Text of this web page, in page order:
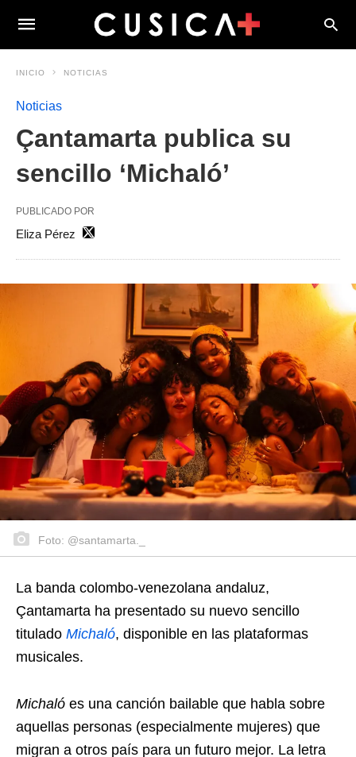
INICIO NOTICIAS
Noticias
Çantamarta publica su
sencillo ‘Michaló’
PUBLICADO POR
Eliza Pérez
Foto: @santamarta._
La banda colombo-venezolana andaluz,
Çantamarta ha presentado su nuevo sencillo
titulado Michaló, disponible en las plataformas
musicales.
Michaló es una canción bailable que habla sobre
aquellas personas (especialmente mujeres) que
migran a otros país para un futuro mejor. La letra